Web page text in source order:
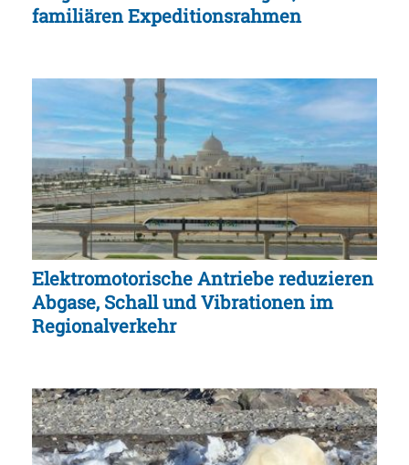
familiären Expeditionsrahmen
Elektromotorische Antriebe reduzieren
Abgase, Schall und Vibrationen im
Regionalverkehr